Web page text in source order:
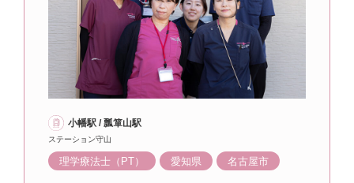
小幡駅 / 瓢箪山駅
ステーション守山
理学療法士（PT） 愛知県 名古屋市